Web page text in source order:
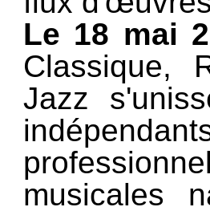
Le 18 mai
Classique,
Jazz
musicales